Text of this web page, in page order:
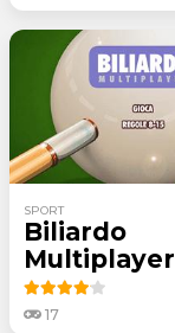
SPORT
Biliardo
Multiplayer
17